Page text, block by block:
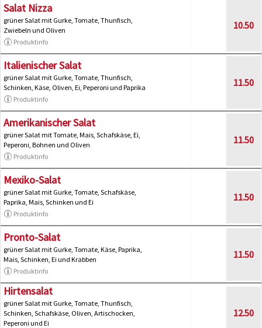
Salat Nizza
grüner Salat mit Gurke, Tomate, Thunfisch,
Zwiebeln und Oliven
Produktinfo
10.50
Italienischer Salat
grüner Salat mit Gurke, Tomate, Thunfisch,
Schinken, Käse, Oliven, Ei, Peperoni und Paprika
Produktinfo
11.50
Amerikanischer Salat
grüner Salat mit Tomate, Mais, Schafskäse, Ei,
Peperoni, Bohnen und Oliven
Produktinfo
11.50
Mexiko-Salat
grüner Salat mit Gurke, Tomate, Schafskäse,
Paprika, Mais, Schinken und Ei
Produktinfo
11.50
Pronto-Salat
grüner Salat mit Gurke, Tomate, Käse, Paprika,
Mais, Schinken, Ei und Krabben
Produktinfo
11.50
Hirtensalat
grüner Salat mit Gurke, Tomate, Thunfisch,
Schinken, Schafskäse, Oliven, Artischocken,
Peperoni und Ei
12.50